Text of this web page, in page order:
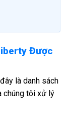
Được
là danh sách
chúng tôi xử lý